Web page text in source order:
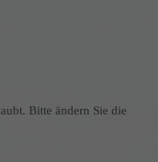
Bitte ändern Sie die